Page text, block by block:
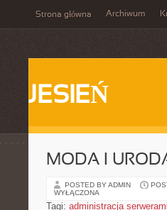
Strona główna Archiwum
JESIEŃ
MODA I
POSTED BY ADMIN
WYŁĄCZONA
Tagi: administracja serwerami